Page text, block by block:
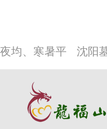
均、寒暑平 沈阳